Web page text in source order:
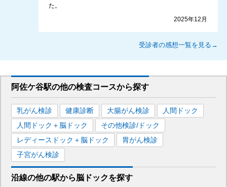
た。
2025年12月
受診者の感想一覧を見る→
阿佐ケ谷駅の他の検査コースから探す
乳がん検診 健康診断 大腸がん検診
人間ドック
人間ドック＋脳ドック
その他検診/ドック
レディースドック＋脳ドック
胃がん検診
子宮がん検診
沿線の他の駅から脳ドックを探す